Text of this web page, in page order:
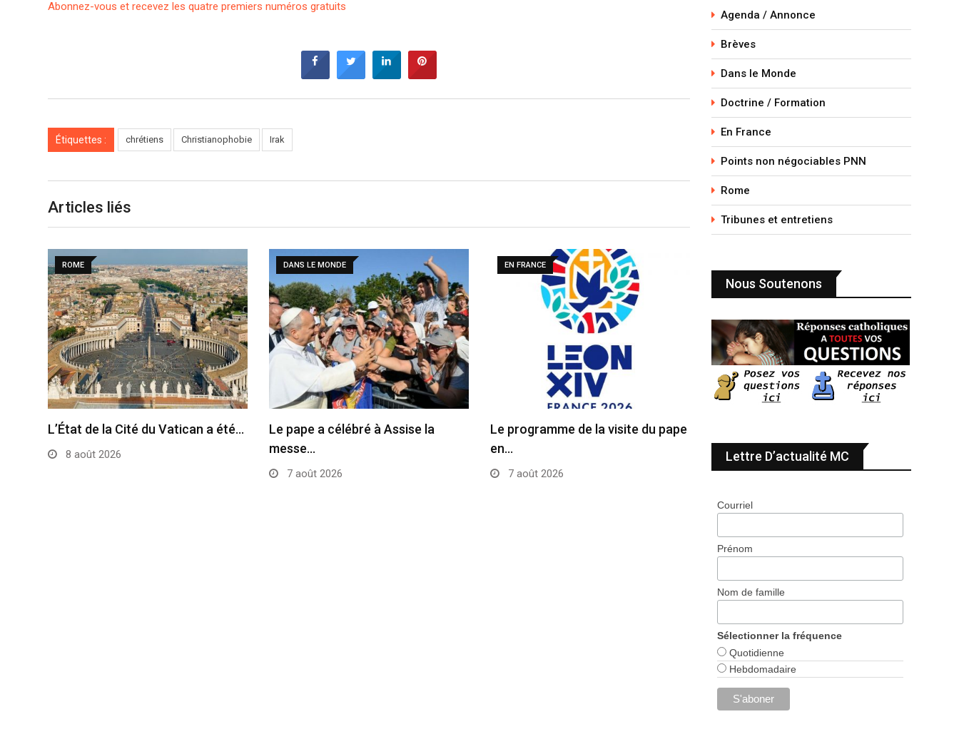
Abonnez-vous et recevez les quatre premiers numéros gratuits
Étiquettes : chrétiens Christianophobie Irak
Articles liés
ROME
L’État de la Cité du Vatican a été…
8 août 2026
DANS LE MONDE
Le pape a célébré à Assise la
messe…
7 août 2026
EN FRANCE
Le programme de la visite du pape
en…
7 août 2026
Agenda / Annonce
Brèves
Dans le Monde
Doctrine / Formation
En France
Points non négociables PNN
Rome
Tribunes et entretiens
Nous Soutenons
Lettre D’actualité MC
Courriel
Prénom
Nom de famille
Sélectionner la fréquence
Quotidienne
Hebdomadaire